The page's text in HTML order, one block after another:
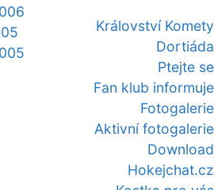
Království Komety
Dortiáda
Ptejte se
Fan klub informuje
Fotogalerie
Aktivní fotogalerie
Download
Hokejchat.cz